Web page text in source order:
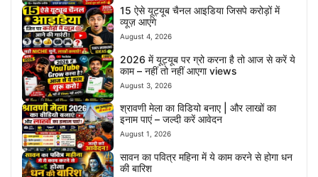
15 ऐसे यूट्यूब चैनल आइडिया जिसपे करोड़ों में
व्यूज़ आएंगे
August 4, 2026
2026 में यूट्यूब पर ग्रो करना है तो आज से करें ये
काम – नहीं तो नहीं आएगा views
August 3, 2026
श्रावणी मेला का विडियो बनाए | और लाखों का
इनाम पाएं – जल्दी करें आवेदन
August 1, 2026
सावन का पवित्र महिना में ये काम करने से होगा धन
की बारिश